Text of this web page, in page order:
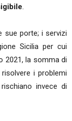
.
sue porte; i servizi
Sicilia per cui
2021, la somma di
i problemi
invece di